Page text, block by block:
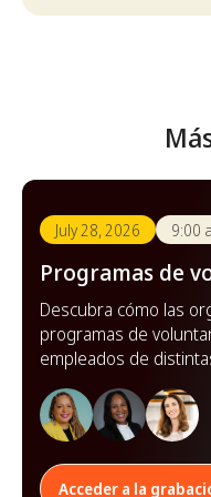
July 28, 2026 9:00
Programas de
Descubra cómo las
programas de
empleados de
amplían su impacto
Acceder a la